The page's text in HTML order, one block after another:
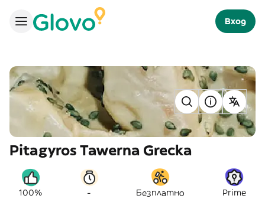
Вход
Pitagyros Tawerna Grecka
100% - Безплатно Prime